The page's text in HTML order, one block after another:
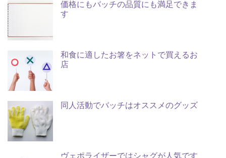
価格にもバッチの品質にも満足できま
す
和食に適したお箸をネットで買えるお
店
同人活動でバッチはオススメのグッズ
ヴェポライザーではシャグが人気です